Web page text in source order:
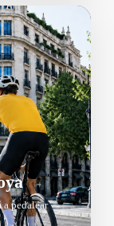
pedalear